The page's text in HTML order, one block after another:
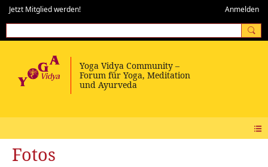
Jetzt Mitglied werden! Anmelden
Fotos